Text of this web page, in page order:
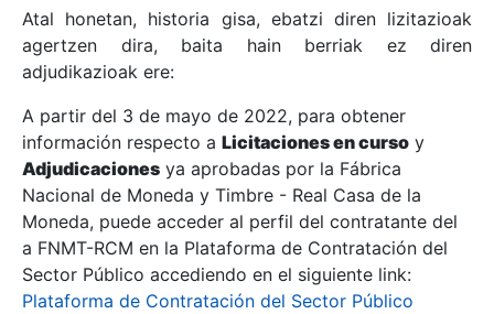
Erakutsi/Ezkutatu
Erakutsi/Ezkutatu
Erakutsi/Ezkutatu
Erakutsi/Ezkutatu
Atal honetan, historia gisa, ebatzi diren lizitazioak
agertzen dira, baita hain berriak ez diren
adjudikazioak ere:
A partir del 3 de mayo de 2022, para obtener
información respecto a Licitaciones en curso y
Adjudicaciones ya aprobadas por la Fábrica
Nacional de Moneda y Timbre - Real Casa de la
Moneda, puede acceder al perfil del contratante del
a FNMT-RCM en la Plataforma de Contratación del
Sector Público accediendo en el siguiente link:
Plataforma de Contratación del Sector Público